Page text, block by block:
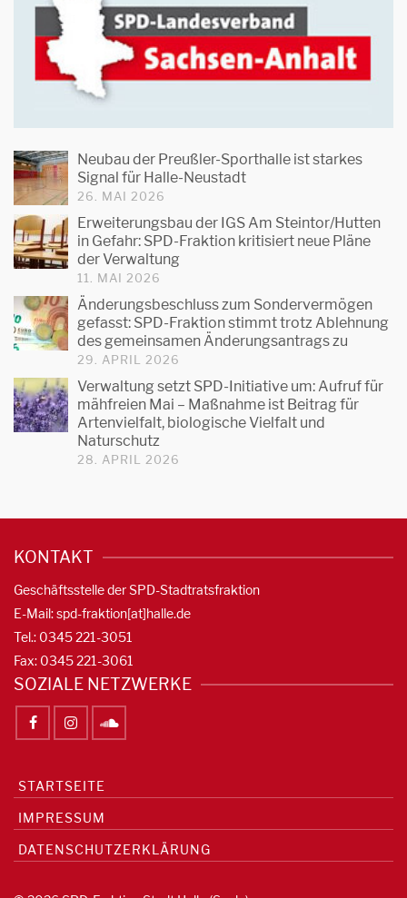
Neubau der Preußler-Sporthalle ist starkes
Signal für Halle-Neustadt
26. MAI 2026
Erweiterungsbau der IGS Am Steintor/Hutten
in Gefahr: SPD-Fraktion kritisiert neue Pläne
der Verwaltung
11. MAI 2026
Änderungsbeschluss zum Sondervermögen
gefasst: SPD-Fraktion stimmt trotz Ablehnung
des gemeinsamen Änderungsantrags zu
29. APRIL 2026
Verwaltung setzt SPD-Initiative um: Aufruf für
mähfreien Mai – Maßnahme ist Beitrag für
Artenvielfalt, biologische Vielfalt und
Naturschutz
28. APRIL 2026
KONTAKT
Geschäftsstelle der SPD-Stadtratsfraktion
E-Mail: spd-fraktion[at]halle.de
Tel.: 0345 221-3051
Fax: 0345 221-3061
SOZIALE NETZWERKE
STARTSEITE
IMPRESSUM
DATENSCHUTZERKLÄRUNG